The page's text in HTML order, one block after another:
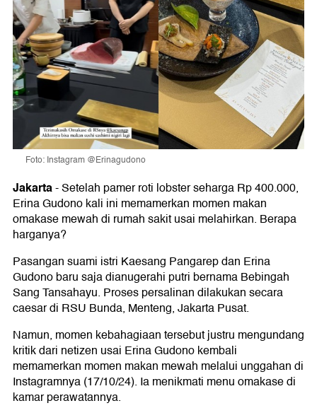
Foto: Instagram @Erinagudono
Jakarta-Setelah pamer roti lobster seharga Rp 400.000,
Erina Gudono kali ini memamerkan momen makan
omakase mewah di rumah sakit usai melahirkan. Berapa
harganya?
Pasangan suami istri Kaesang Pangarep dan Erina
Gudono baru saja dianugerahi putri bernama Bebingah
Sang Tansahayu. Proses persalinan dilakukan secara
caesar di RSU Bunda, Menteng, Jakarta Pusat.
Namun, momen kebahagiaan tersebut justru mengundang
kritik dari netizen usai Erina Gudono kembali
memamerkan momen makan mewah melalui unggahan di
Instagramnya (17/10/24). Ia menikmati menu omakase di
kamar perawatannya.